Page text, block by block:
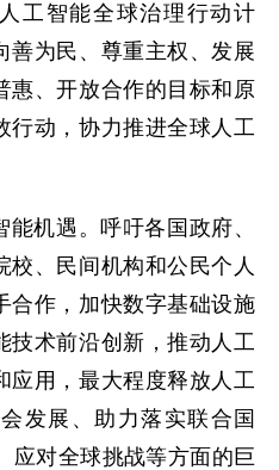
工智能全球治理行动计
善为民、尊重主权、发展
惠、开放合作的目标和原
行动，协力推进全球人工
机遇。呼吁各国政府、
校、民间机构和公民个人
合作，加快数字基础设施
技术前沿创新，推动人工
应用，最大程度释放人工
发展、助力落实联合国
应对全球挑战等方面的巨